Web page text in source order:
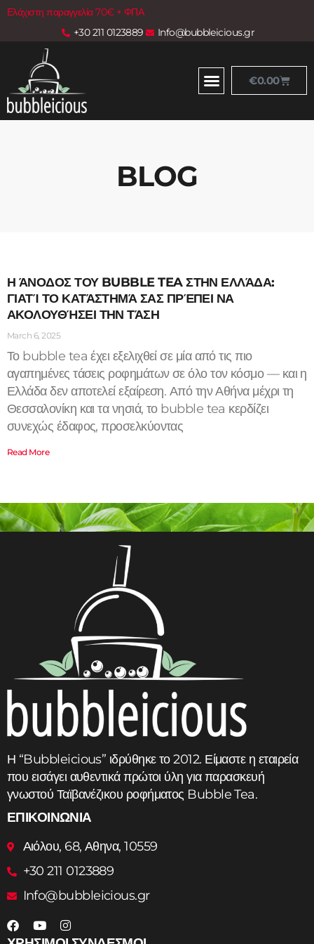
Ελάχιστη παραγγελία 70€ + ΦΠΑ
+30 211 0123889
Info@bubbleicious.gr
€0.00
BLOG
Η ΆΝΟΔΟΣ ΤΟΥ BUBBLE TEA ΣΤΗΝ ΕΛΛΆΔΑ:
ΓΙΑΤΊ ΤΟ ΚΑΤΆΣΤΗΜΆ ΣΑΣ ΠΡΈΠΕΙ ΝΑ
ΑΚΟΛΟΥΘΉΣΕΙ ΤΗΝ ΤΆΣΗ
March 6, 2025
Το bubble tea έχει εξελιχθεί σε μία από τις πιο
αγαπημένες τάσεις ροφημάτων σε όλο τον κόσμο — και η
Ελλάδα δεν αποτελεί εξαίρεση. Από την Αθήνα μέχρι τη
Θεσσαλονίκη και τα νησιά, το bubble tea κερδίζει
συνεχώς έδαφος, προσελκύοντας
Read More
Η “Bubbleicious” ιδρύθηκε το 2012. Είμαστε η εταιρεία
που εισάγει αυθεντικά πρώτοι ύλη για παρασκευή
γνωστού Ταϊβανέζικου ροφήματος Bubble Tea.
ΕΠΙΚΟΙΝΩΝΙΑ
Αιόλου, 68, Αθηνα, 10559
+30 211 0123889
Info@bubbleicious.gr